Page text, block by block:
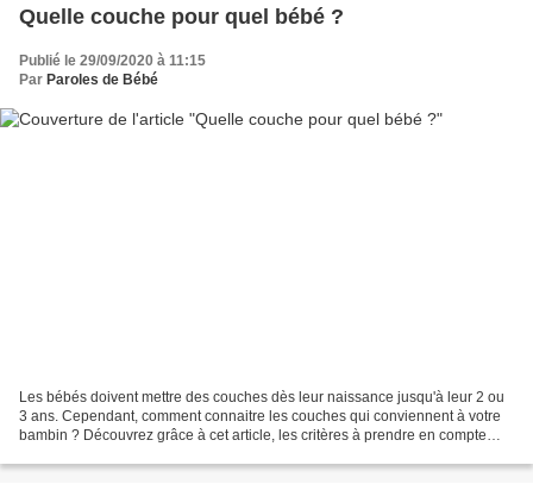
Quelle couche pour quel bébé ?
Publié le 29/09/2020 à 11:15
Par Paroles de Bébé
Les bébés doivent mettre des couches dès leur naissance jusqu'à leur 2 ou
3 ans. Cependant, comment connaitre les couches qui conviennent à votre
bambin ? Découvrez grâce à cet article, les critères à prendre en compte